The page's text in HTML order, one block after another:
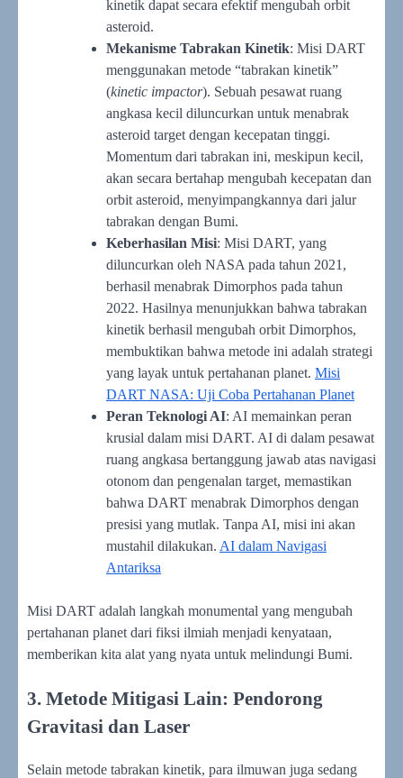
kinetik dapat secara efektif mengubah orbit
asteroid.
Mekanisme Tabrakan Kinetik: Misi DART
menggunakan metode “tabrakan kinetik”
(kinetic impactor). Sebuah pesawat ruang
angkasa kecil diluncurkan untuk menabrak
asteroid target dengan kecepatan tinggi.
Momentum dari tabrakan ini, meskipun kecil,
akan secara bertahap mengubah kecepatan dan
orbit asteroid, menyimpangkannya dari jalur
tabrakan dengan Bumi.
Keberhasilan Misi: Misi DART, yang
diluncurkan oleh NASA pada tahun 2021,
berhasil menabrak Dimorphos pada tahun
2022. Hasilnya menunjukkan bahwa tabrakan
kinetik berhasil mengubah orbit Dimorphos,
membuktikan bahwa metode ini adalah strategi
yang layak untuk pertahanan planet. Misi
DART NASA: Uji Coba Pertahanan Planet
Peran Teknologi AI: AI memainkan peran
krusial dalam misi DART. AI di dalam pesawat
ruang angkasa bertanggung jawab atas navigasi
otonom dan pengenalan target, memastikan
bahwa DART menabrak Dimorphos dengan
presisi yang mutlak. Tanpa AI, misi ini akan
mustahil dilakukan. AI dalam Navigasi
Antariksa
Misi DART adalah langkah monumental yang mengubah
pertahanan planet dari fiksi ilmiah menjadi kenyataan,
memberikan kita alat yang nyata untuk melindungi Bumi.
3. Metode Mitigasi Lain: Pendorong
Gravitasi dan Laser
Selain metode tabrakan kinetik, para ilmuwan juga sedang